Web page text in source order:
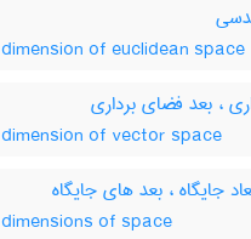
dimension of euclidean space
، بعد فضای برداری
dimension of vector space
جایگاه ، بعد های جایگاه
dimensions of space